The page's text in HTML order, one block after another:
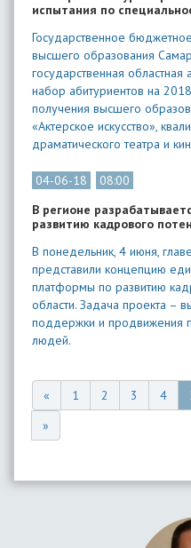
испытания по
Государственное
высшего образования
государственная
набор абитуриентов на
получения высшего
«Актерское искусство»,
драматического театра и
04-06-18
08:00
В регионе
развитию кадрового
В понедельник, 4 июня,
представили концепцию
платформы по развитию
области. Задача проекта –
поддержки и продвижения
людей.
« 1 2 3 4
»